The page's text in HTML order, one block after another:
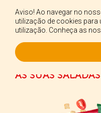
Aviso! Ao navegar no
utilização de cookies para
utilização. Conheça as
PT
CROUTONS -
AS SUAS SALADAS